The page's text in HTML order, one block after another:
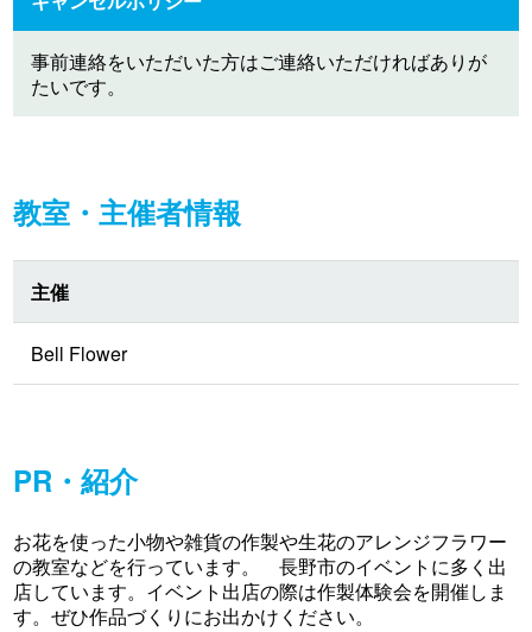
事前連絡をいただいた方はご連絡いただければありが
たいです。
教室・主催者情報
主催
Bell Flower
PR・紹介
お花を使った小物や雑貨の作製や生花のアレンジフラワー
の教室などを行っています。 長野市のイベントに多く出
店しています。イベント出店の際は作製体験会を開催しま
す。ぜひ作品づくりにお出かけください。